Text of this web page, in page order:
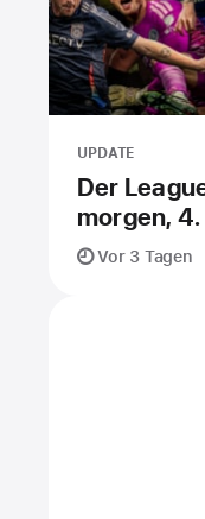
UPDATE
Der
morgen,
Vor 3 Tagen